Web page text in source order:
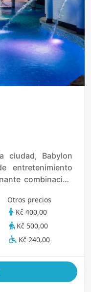
ciudad, Babylon
entretenimiento
combinación
las edades.
hasta relajantes
brinda una
para familias
lujosas saunas y
que los
Otros precios
Kč 400,00
Kč 500,00
Kč 240,00